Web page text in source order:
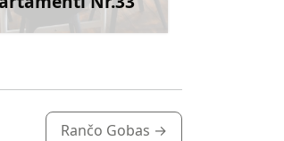
Uzzināt vairāk
Rančo Gobas →